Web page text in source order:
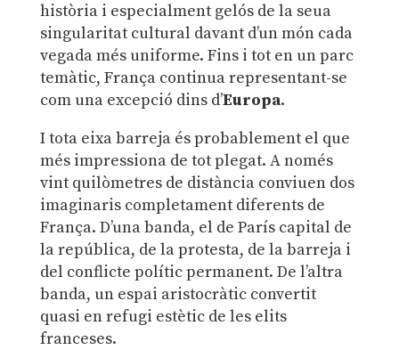
història i especialment gelós de la seua
singularitat cultural davant d’un món cada
vegada més uniforme. Fins i tot en un parc
temàtic, França continua representant-se
com una excepció dins d’Europa.
I tota eixa barreja és probablement el que
més impressiona de tot plegat. A només
vint quilòmetres de distància conviuen dos
imaginaris completament diferents de
França. D’una banda, el de París capital de
la república, de la protesta, de la barreja i
del conflicte polític permanent. De l’altra
banda, un espai aristocràtic convertit
quasi en refugi estètic de les elits
franceses.